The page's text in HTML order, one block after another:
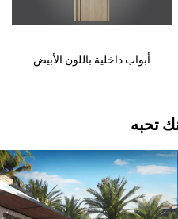
أبواب داخلية باللون الأبيض
تحبه